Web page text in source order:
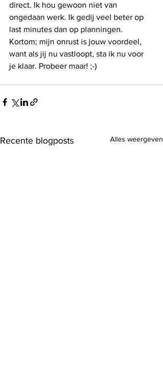
direct. Ik hou gewoon niet van
ongedaan werk. Ik gedij veel beter op
last minutes dan op planningen.
Kortom; mijn onrust is jouw voordeel,
want als jij nu vastloopt, sta ik nu voor
je klaar. Probeer maar! ;-)
Recente blogposts Alles weergeven